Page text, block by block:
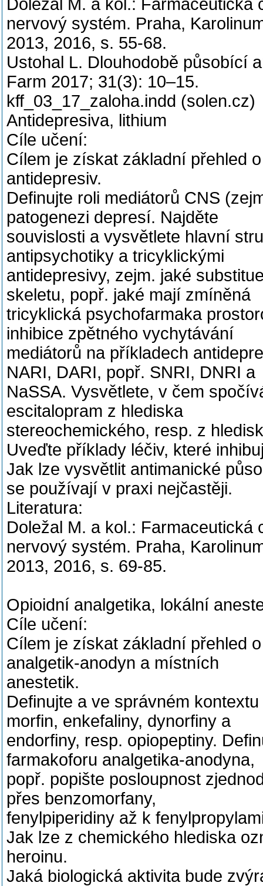
Doležal M. a kol.:
nervový systém. Praha,
2013, 2016, s. 55-68.
Ustohal L. Dlouhodobě působící
Farm 2017; 31(3): 10–15.
kff_03_17_zaloha.indd (solen.cz)
Antidepresiva, lithium
Cíle učení:
Cílem je získat základní přehled
antidepresiv.
Definujte roli mediátorů CNS
patogenezi depresí. Najděte
souvislosti a vysvětlete hlavní
antipsychotiky a tricyklickými
antidepresivy, zejm. jaké
skeletu, popř. jaké mají zmíněná
tricyklická psychofarmaka
inhibice zpětného vychytávání
mediátorů na příkladech
NARI, DARI, popř. SNRI, DNRI a
NaSSA. Vysvětlete, v čem
escitalopram z hlediska
stereochemického, resp. z
Uveďte příklady léčiv, které
Jak lze vysvětlit antimanické
se používají v praxi nejčastěji.
Literatura:
Doležal M. a kol.:
nervový systém. Praha,
2013, 2016, s. 69-85.
Opioidní analgetika, lokální
Cíle učení:
Cílem je získat základní přehled
analgetik-anodyn a místních
anestetik.
Definujte a ve správném
morfin, enkefaliny, dynorfiny a
endorfiny, resp. opiopeptiny.
farmakoforu analgetika-anodyna,
popř. popište posloupnost
přes benzomorfany,
fenylpiperidiny až k
Jak lze z chemického hlediska
heroinu.
Jaká biologická aktivita bude